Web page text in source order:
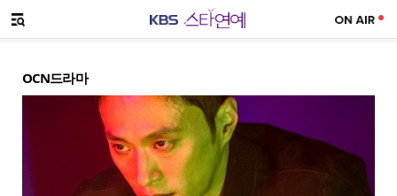
메뉴 열기
OCN드라마